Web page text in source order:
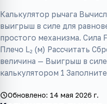
Калькулятор рычага
выигрыш в силе для
простого механизма. Сила
Плечо L₂ (м) Рассчитать
величина — Выигрыш в силе
калькулятором 1
Обновлено: 14 мая 2026 г.